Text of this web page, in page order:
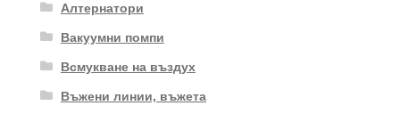
Алтернатори
Вакуумни помпи
Всмукване на въздух
Въжени линии, въжета